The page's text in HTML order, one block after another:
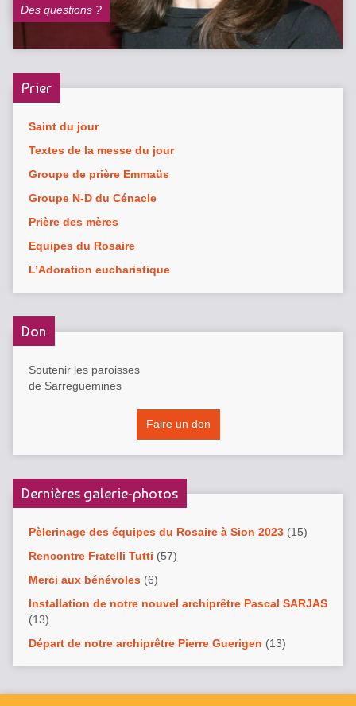
Des questions ?
Prier
Saint du jour
Textes de la messe du jour
Groupe de prière Emmaüs
Groupe N-D du Cénacle
Prière des mères
Equipes du Rosaire
L’Adoration eucharistique
Don
Soutenir les paroisses
de Sarreguemines
Faire un don
Dernières galerie-photos
Pèlerinage des équipes du Rosaire à Sion 2023 (15)
Rencontre Fratelli Tutti (57)
Merci aux bénévoles (6)
Installation de notre nouvel archiprêtre Pascal SARJAS
(13)
Départ de notre archiprêtre Pierre Guerigen (13)